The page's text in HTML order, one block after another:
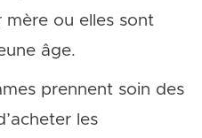
mère ou elles sont
âge.
prennent soin des
les